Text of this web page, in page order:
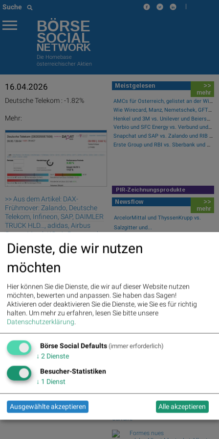
Suche |
BÖRSE
SOCIAL
NETWORK
Die Homebase
österreichischer Aktien
16.04.2026
Deutsche Telekom : -1.82%
Mehr:
>> Aus dem Artikel: DAX-
Frühmover: Zalando, Deutsche
Telekom, Infineon, SAP, DAIMLER
TRUCK HLD..., adidas, Airbus
Group, Merck KGaA, Bayer und
RWE
voestalpine : 0.23%
Uniqa : 0.05%» Details
DO&CO : 0.00%» Details
Erste Group : -1.19%» Details
Bawag : -1.34%» Details
Strabag : -1.56%» Details
Österreichische Post : -4.48%
Details
Meistgelesen
>>
mehr
AMCs für Österreich, gelistet an der Wiener Börse
Wie Wirecard, Manz, Nemetschek, GFT Technologies, SAP und Rocket Internet für Gesprächsstoff sorgten
Henkel und 3M vs. Unilever und Beiersdorf – kommentierter KW 32 Peer Group Watch Konsumgüter
Verbio und SFC Energy vs. Verbund und Ballard Power Systems – kommentierter KW 32 Peer Group Watch Energie
Snapchat und SAP vs. Zalando und RIB Software – kommentierter KW 32 Peer Group Watch Computer, Software & Internet
Erste Group und RBI vs. Sberbank und HSBC Holdings – kommentierter KW 32 Peer Group Watch Banken
PIR-Zeichnungsprodukte
Newsflow
>>
mehr
ArcelorMittal und ThyssenKrupp vs.
Salzgitter und...
Entertainme...
Österreichische Po...
Pfizer und Amgen vs. GlaxoSmithKline
und Medigene...
TTM Technologies, Inc. und Semtech
Börse Social Club Board
Galerist & Galerie Filles du
Calvaire
Formes nues
Dienste, die wir nutzen
möchten
Hier können Sie die Dienste, die wir auf dieser Website nutzen
möchten, bewerten und anpassen. Sie haben das Sagen!
Aktivieren oder deaktivieren Sie die Dienste, wie Sie es für richtig
halten. Um mehr zu erfahren, lesen Sie bitte unsere
Datenschutzerklärung.
Börse Social Defaults (immer erforderlich)
↓ 2 Dienste
Besucher-Statistiken
↓ 1 Dienst
Ausgewählte akzeptieren Alle akzeptieren